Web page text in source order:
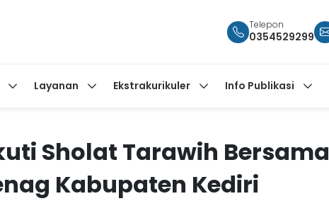
Telepon
0354529299
Layanan Ekstrakurikuler Info Publikasi
Sholat Tarawih Bersama
Kabupaten Kediri